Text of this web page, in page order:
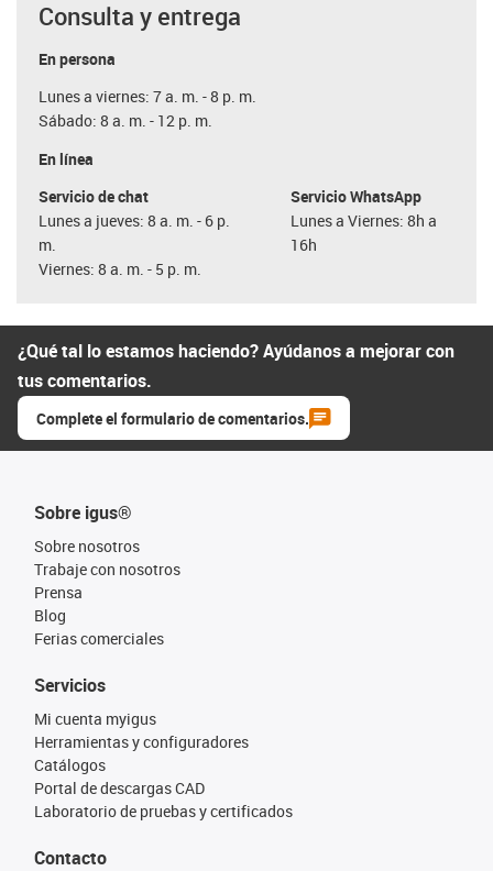
Consulta y entrega
En persona
Lunes a viernes: 7 a. m. - 8 p. m.
Sábado: 8 a. m. - 12 p. m.
En línea
Servicio de chat
Lunes a jueves: 8 a. m. - 6 p.
m.
Viernes: 8 a. m. - 5 p. m.
Servicio WhatsApp
Lunes a Viernes: 8h a
16h
¿Qué tal lo estamos haciendo? Ayúdanos a mejorar con
tus comentarios.
Complete el formulario de comentarios.
Sobre igus®
Sobre nosotros
Trabaje con nosotros
Prensa
Blog
Ferias comerciales
Servicios
Mi cuenta myigus
Herramientas y configuradores
Catálogos
Portal de descargas CAD
Laboratorio de pruebas y certificados
Contacto